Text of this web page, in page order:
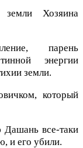
земли Хозяина
парень
энергии
земли.
который
все-таки
и его убили.